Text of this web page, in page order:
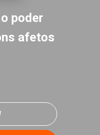
poder
afetos